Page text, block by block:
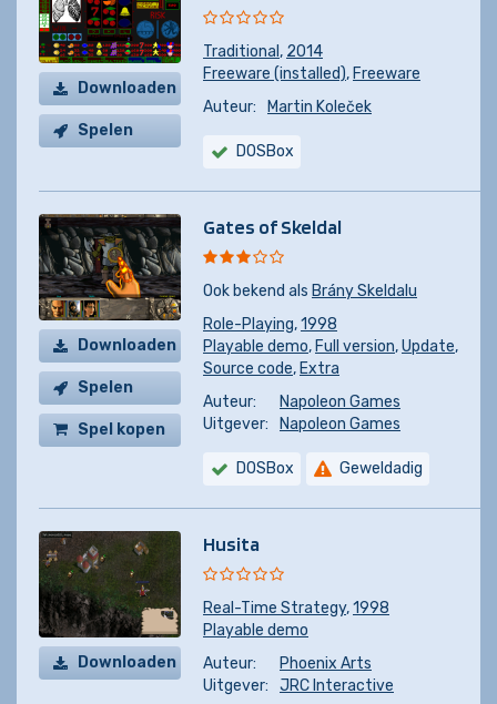
Downloaden
Spelen
Traditional , 2014
Freeware (installed), Freeware
Auteur:
Martin Koleček
DOSBox
Downloaden
Spelen
Spel kopen
Gates of Skeldal
Ook bekend als Brány Skeldalu
Role-Playing,1998
Playable demo, Full version,Update,
Source code, Extra
Auteur:
Napoleon Games
Uitgever:
Napoleon Games
DOSBox Geweldadig
Downloaden
Husita
Real-Time Strategy,1998
Playable demo
Auteur:
Phoenix Arts
Uitgever:
JRC Interactive